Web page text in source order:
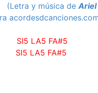
(Letra y música deAriel
LA5 FA#5
SI5 LA5 FA#5